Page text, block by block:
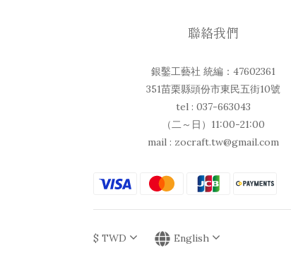
聯絡我們
銀鑿工藝社 統編：47602361
351苗栗縣頭份市東民五街10號
tel : 037-663043
（二～日）11:00-21:00
mail : zocraft.tw@gmail.com
$ TWD English